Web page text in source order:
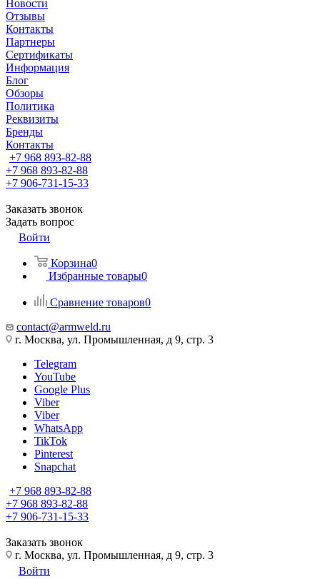
Новости
Отзывы
Контакты
Партнеры
Сертификаты
Информация
Блог
Обзоры
Политика
Реквизиты
Бренды
Контакты
+7 968 893-82-88
+7 968 893-82-88
+7 906-731-15-33
Заказать звонок
Задать вопрос
Войти
Корзина0
Избранные товары0
Сравнение товаров0
contact@armweld.ru
г. Москва, ул. Промышленная, д 9, стр. 3
Telegram
YouTube
Google Plus
Viber
Viber
WhatsApp
TikTok
Pinterest
Snapchat
+7 968 893-82-88
+7 968 893-82-88
+7 906-731-15-33
Заказать звонок
г. Москва, ул. Промышленная, д 9, стр. 3
Войти